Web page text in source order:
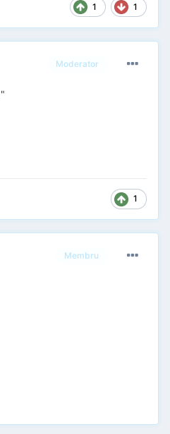
1 1
Moderator
"
1
Membru